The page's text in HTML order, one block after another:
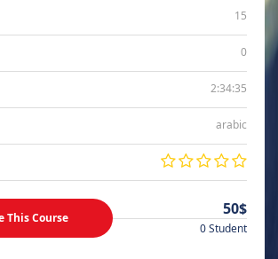
15
0
2:34:35
arabic
This Course 50$
0 Student